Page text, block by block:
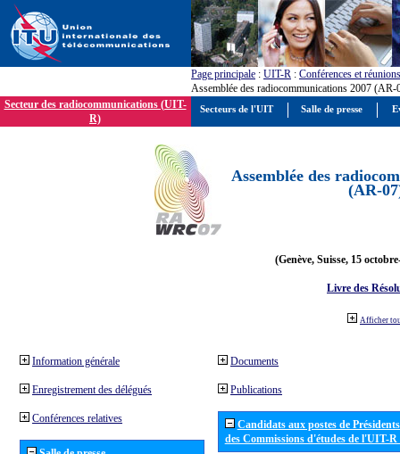
Page principale : UIT-R : Conférences et réunions
Assemblée des radiocommunications 2007 (AR-
Secteur des radiocommunications (UIT-
R)
Assemblée des
(AR-
(Genève, Suisse, 15
Livre des
Afficher
Information générale
Enregistrement des délégués
Conférences relatives
Documents
Publications
Candidats aux postes de
des Commissions d'études de l'UIT-
Secteurs de l'UIT Salle de presse